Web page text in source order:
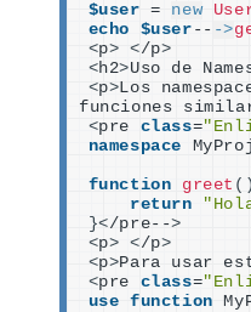
$user = new
echo
$user -- ->
<p> </p>
<h2>Uso de
<p>Los
funciones
<pre class=
namespace
function greet ()
return
}</pre-->
<p> </p>
<p>Para usar
<pre class=
use
function